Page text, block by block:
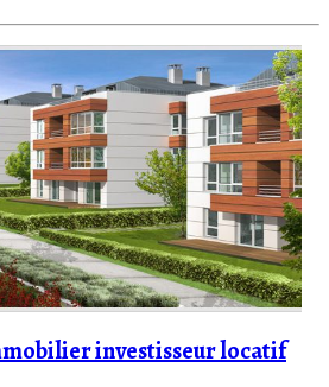
investisseur locatif